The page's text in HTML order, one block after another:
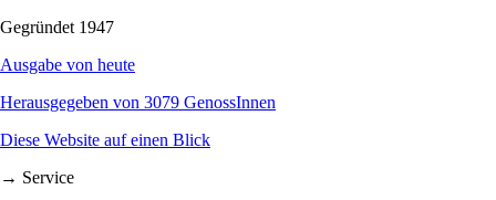
Gegründet 1947
Ausgabe von heute
Herausgegeben von 3079 GenossInnen
Diese Website auf einen Blick
→ Service